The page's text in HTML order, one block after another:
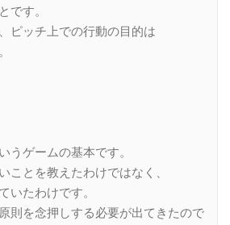
です。
ピッチ上での行動の目的は
うゲームの基本です。
ことを教えたわけではなく、
いたわけです。
則を念押しする必要が出てきたので